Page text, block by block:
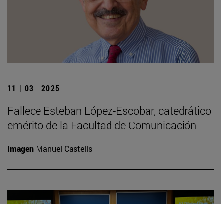
11 | 03 | 2025
Fallece Esteban López-Escobar, catedrático
emérito de la Facultad de Comunicación
Imagen Manuel Castells